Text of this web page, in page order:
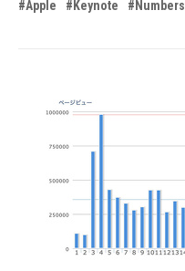
#Apple #Keynote #Numbers